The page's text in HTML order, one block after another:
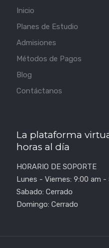
Inicio
Planes de Estudio
Admisiones
Métodos de Pagos
Blog
Contáctanos
La plataforma
horas al día
HORARIO DE SOPORTE
Lunes - Viernes: 9:00 am -
Sabado: Cerrado
Domingo: Cerrado